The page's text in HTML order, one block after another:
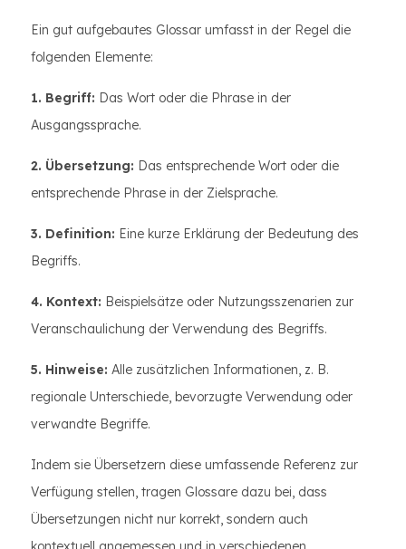
Ein gut aufgebautes Glossar umfasst in der Regel die
folgenden Elemente:
1. Begriff: Das Wort oder die Phrase in der
Ausgangssprache.
2. Übersetzung: Das entsprechende Wort oder die
entsprechende Phrase in der Zielsprache.
3. Definition: Eine kurze Erklärung der Bedeutung des
Begriffs.
4. Kontext: Beispielsätze oder Nutzungsszenarien zur
Veranschaulichung der Verwendung des Begriffs.
5. Hinweise: Alle zusätzlichen Informationen, z. B.
regionale Unterschiede, bevorzugte Verwendung oder
verwandte Begriffe.
Indem sie Übersetzern diese umfassende Referenz zur
Verfügung stellen, tragen Glossare dazu bei, dass
Übersetzungen nicht nur korrekt, sondern auch